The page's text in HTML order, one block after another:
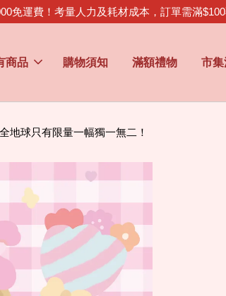
免運費！考量人力及耗材成本，訂單需滿
商品 購物須知 滿額禮物 市集
地球只有限量一幅獨一無二！